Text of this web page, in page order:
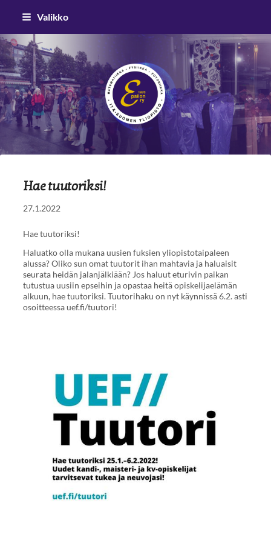
Siirry
sivun
sisältöön
Valikko
Epsilon ry
Hae tuutoriksi!
27.1.2022
Hae tuutoriksi!
Haluatko olla mukana uusien fuksien yliopistotaipaleen
alussa? Oliko sun omat tuutorit ihan mahtavia ja haluaisit
seurata heidän jalanjälkiään? Jos haluut eturivin paikan
tutustua uusiin epseihin ja opastaa heitä opiskelijaelämän
alkuun, hae tuutoriksi. Tuutorihaku on nyt käynnissä 6.2. asti
osoitteessa uef.fi/tuutori!